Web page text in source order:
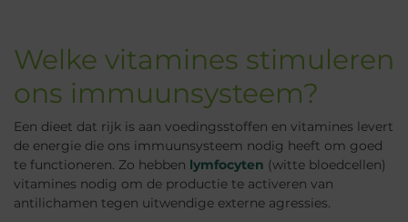
Welke vitamines stimuleren
ons immuunsysteem?
Een dieet dat rijk is aan voedingsstoffen en vitamines levert
de energie die ons immuunsysteem nodig heeft om goed
te functioneren. Zo hebben lymfocyten (witte bloedcellen)
vitamines nodig om de productie te activeren van
antilichamen tegen uitwendige externe agressies.